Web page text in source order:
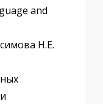
and
Н.Е.